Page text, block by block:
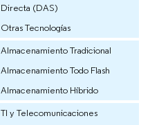
Directa (DAS)
Otras Tecnologías
Almacenamiento Tradicional
Almacenamiento Todo Flash
Almacenamiento Híbrido
TI y Telecomunicaciones